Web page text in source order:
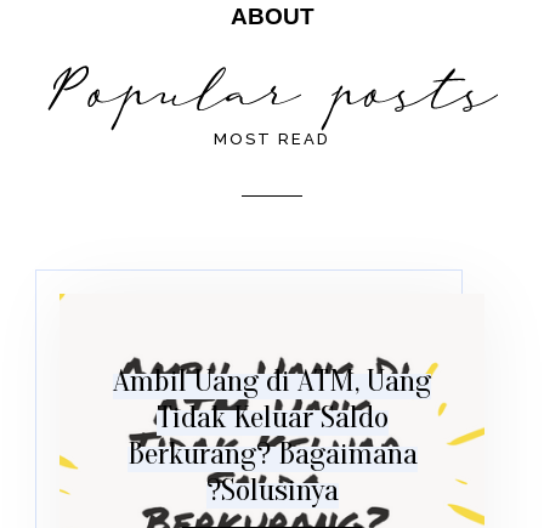
ABOUT
MOST READ
Ambil Uang di ATM, Uang
Tidak Keluar Saldo
Berkurang? Bagaimana
Solusinya?